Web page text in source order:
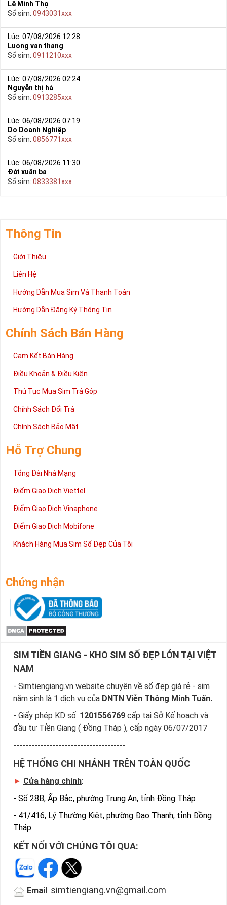
Lê Minh Thọ
Số sim: 0943031xxx
Lúc: 07/08/2026 12:28
Luong van thang
Số sim: 0911210xxx
Lúc: 07/08/2026 02:24
Nguyễn thị hà
Số sim: 0913285xxx
Lúc: 06/08/2026 07:19
Do Doanh Nghiệp
Số sim: 0856771xxx
Lúc: 06/08/2026 11:30
Đới xuân ba
Số sim: 0833381xxx
Thông Tin
Giới Thiệu
Liên Hệ
Hướng Dẫn Mua Sim Và Thanh Toán
Hướng Dẫn Đăng Ký Thông Tin
Chính Sách Bán Hàng
Cam Kết Bán Hàng
Điều Khoản & Điều Kiện
Thủ Tục Mua Sim Trả Góp
Chính Sách Đổi Trả
Chính Sách Bảo Mật
Hỗ Trợ Chung
Tổng Đài Nhà Mạng
Điểm Giao Dịch Viettel
Điểm Giao Dịch Vinaphone
Điểm Giao Dịch Mobifone
Khách Hàng Mua Sim Số Đẹp Của Tôi
Chứng nhận
SIM TIỀN GIANG - KHO SIM SỐ ĐẸP LỚN TẠI VIỆT
NAM
- Simtiengiang.vn website chuyên về số đẹp giá rẻ - sim
năm sinh là 1 dịch vụ của DNTN Viễn Thông Minh Tuấn.
- Giấy phép KD số: 1201556769 cấp tại Sở Kế hoạch và
đầu tư Tiền Giang ( Đồng Tháp ), cấp ngày 06/07/2017
-------------------------------------
HỆ THỐNG CHI NHÁNH TRÊN TOÀN QUỐC
► Cửa hàng chính:
- Số 28B, Ấp Bắc, phường Trung An, tỉnh Đồng Tháp
- 41/416, Lý Thường Kiệt, phường Đạo Thạnh, tỉnh Đồng
Tháp
KẾT NỐI VỚI CHÚNG TÔI QUA:
Email : simtiengiang.vn@gmail.com